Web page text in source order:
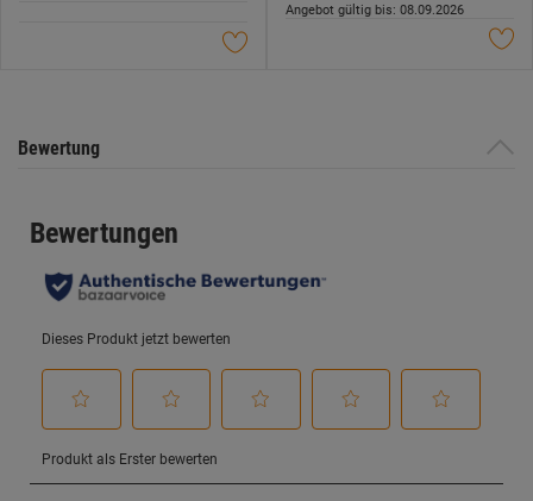
Sternen.
Angebot gültig bis: 08.09.2026
Bewertung